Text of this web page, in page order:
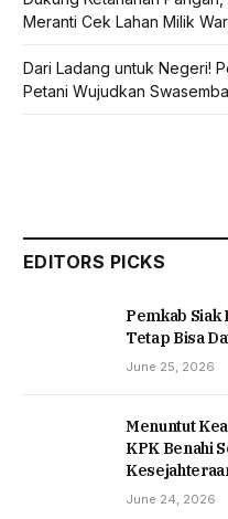
Meranti Cek Lahan Milik
Dari Ladang untuk Negeri!
Petani Wujudkan
EDITORS PICKS
Pemkab Siak
Tetap Bisa
June 25, 2026
Menuntut
KPK Benahi
June 24, 2026